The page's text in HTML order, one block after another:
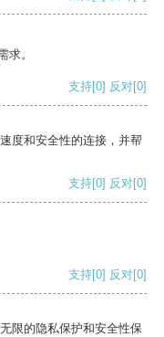
求。
支持[0] 反对[0]
度和安全性的连接，并帮
支持[0] 反对[0]
支持[0] 反对[0]
限的隐私保护和安全性保